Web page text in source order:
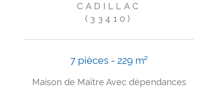
CADILLAC
(33410)
7 pièces - 229 m²
Maison de Maître Avec dépendances